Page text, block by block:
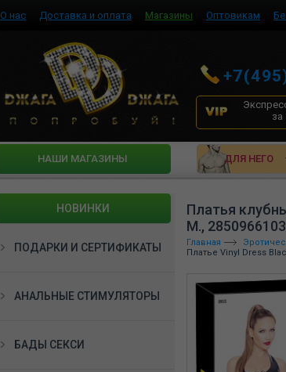
О нас Доставка и оплата Магазины Оптовикам
за
HАШИ МАГАЗИНЫ ДЛЯ НЕГО
НОВИНКИ
ПОДАРКИ И СЕРТИФИКАТЫ
АНАЛЬНЫЕ СТИМУЛЯТОРЫ
БАДЫ СЕКСИ
Платья
M.,
Главная
Платье Vinyl Dress